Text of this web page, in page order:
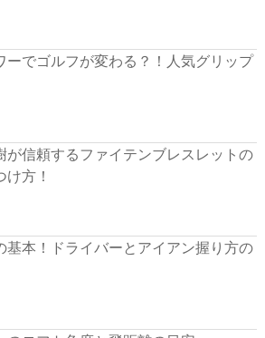
ーでゴルフが変わる？！人気グリップ
が信頼するファイテンブレスレットの
け方！
基本！ドライバーとアイアン握り方の